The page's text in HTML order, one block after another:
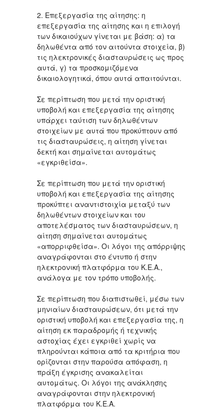
2. Επεξεργασία της αίτησης: η
επεξεργασία της αίτησης και η επιλογή
των δικαιούχων γίνεται με βάση: α) τα
δηλωθέντα από τον αιτούντα στοιχεία, β)
τις ηλεκτρονικές διασταυρώσεις ως προς
αυτά, γ) τα προσκομιζόμενα
δικαιολογητικά, όπου αυτά απαιτούνται.
Σε περίπτωση που μετά την οριστική
υποβολή και επεξεργασία της αίτησης
υπάρχει ταύτιση των δηλωθέντων
στοιχείων με αυτά που προκύπτουν από
τις διασταυρώσεις, η αίτηση γίνεται
δεκτή και σημαίνεται αυτομάτως
«εγκριθείσα».
Σε περίπτωση που μετά την οριστική
υποβολή και επεξεργασία της αίτησης
προκύπτει αναντιστοιχία μεταξύ των
δηλωθέντων στοιχείων και του
αποτελέσματος των διασταυρώσεων, η
αίτηση σημαίνεται αυτομάτως
«απορριφθείσα». Οι λόγοι της απόρριψης
αναγράφονται στο έντυπο ή στην
ηλεκτρονική πλατφόρμα του Κ.Ε.Α.,
ανάλογα με τον τρόπο υποβολής.
Σε περίπτωση που διαπιστωθεί, μέσω των
μηνιαίων διασταυρώσεων, ότι μετά την
οριστική υποβολή και επεξεργασία της, η
αίτηση εκ παραδρομής ή τεχνικής
αστοχίας έχει εγκριθεί χωρίς να
πληρούνται κάποια από τα κριτήρια που
ορίζονται στην παρούσα απόφαση, η
πράξη έγκρισης ανακαλείται
αυτομάτως. Οι λόγοι της ανάκλησης
αναγράφονται στην ηλεκτρονική
πλατφόρμα του Κ.Ε.Α.